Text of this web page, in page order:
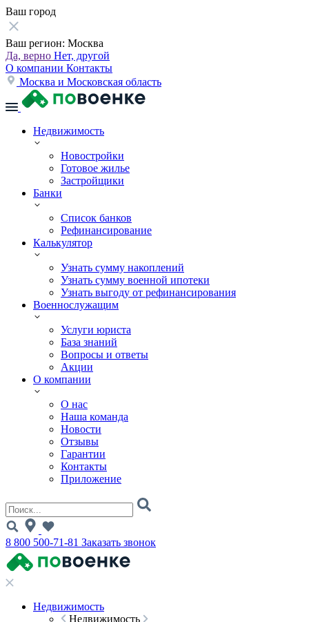
Ваш город
Ваш регион: Москва
Да, верно Нет, другой
О компании Контакты
Москва и Московская область
Недвижимость
Новостройки
Готовое жилье
Застройщики
Банки
Список банков
Рефинансирование
Калькулятор
Узнать сумму накоплений
Узнать сумму военной ипотеки
Узнать выгоду от рефинансирования
Военнослужащим
Услуги юриста
База знаний
Вопросы и ответы
Акции
О компании
О нас
Наша команда
Новости
Отзывы
Гарантии
Контакты
Приложение
8 800 500-71-81 Заказать звонок
Недвижимость
Недвижимость